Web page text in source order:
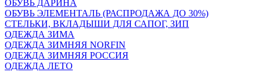
ОБУВЬ ДАРИНА
ОБУВЬ ЭЛЕМЕНТАЛЬ (РАСПРОДАЖА ДО 30%)
СТЕЛЬКИ, ВКЛАДЫШИ ДЛЯ САПОГ, ЗИП
ОДЕЖДА ЗИМА
ОДЕЖДА ЗИМНЯЯ NORFIN
ОДЕЖДА ЗИМНЯЯ РОССИЯ
ОДЕЖДА ЛЕТО